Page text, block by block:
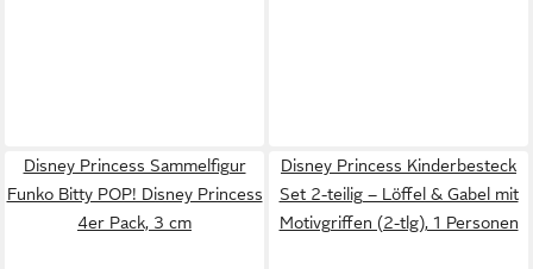
Disney Princess Sammelfigur
Funko Bitty POP! Disney Princess
4er Pack, 3 cm
Disney Princess Kinderbesteck
Set 2-teilig – Löffel & Gabel mit
Motivgriffen (2-tlg), 1 Personen